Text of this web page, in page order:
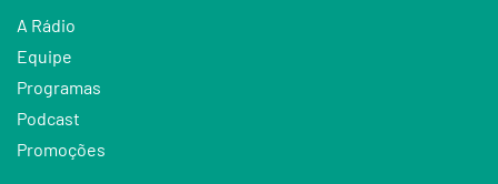
A Rádio
Equipe
Programas
Podcast
Promoções